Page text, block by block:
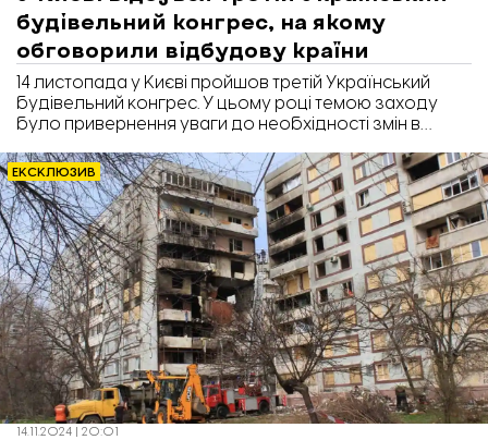
будівельний конгрес, на якому
обговорили відбудову країни
14 листопада у Києві пройшов третій Український
будівельний конгрес. У цьому році темою заходу
було привернення уваги до необхідності змін в
це повідомили організатори УБК, інформаційним
партнером якого є «Відбудова. Запоріжжя».
ЕКСКЛЮЗИВ
14.11.2024 | 20:01